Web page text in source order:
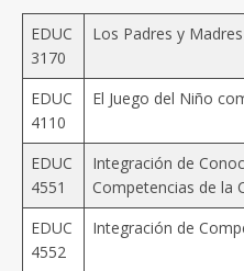
EDUC
3170
Los Padres y
EDUC
4110
El Juego del Niño
EDUC
4551
Integración de
Competencias de la
EDUC
4552
Integración de